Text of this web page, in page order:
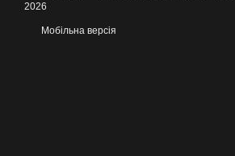
2026
Мобільна версія